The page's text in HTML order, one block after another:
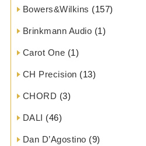
Bowers&Wilkins (157)
Brinkmann Audio (1)
Carot One (1)
CH Precision (13)
CHORD (3)
DALI (46)
Dan D’Agostino (9)